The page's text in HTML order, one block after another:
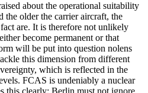
about the operational suitability
the older the carrier aircraft, the
are. It is therefore not unlikely
become perma­nent or that
will be put into question nolens
this dimension from different
which is reflected in the
FCAS is un­deniably a nuclear